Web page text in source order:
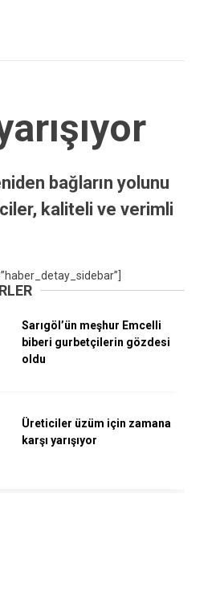
bağların yolunu
kaliteli ve verimli
Sarıgöl’ün meşhur Emcelli
biberi gurbetçilerin gözdesi
oldu
Üreticiler üzüm için zamana
karşı yarışıyor